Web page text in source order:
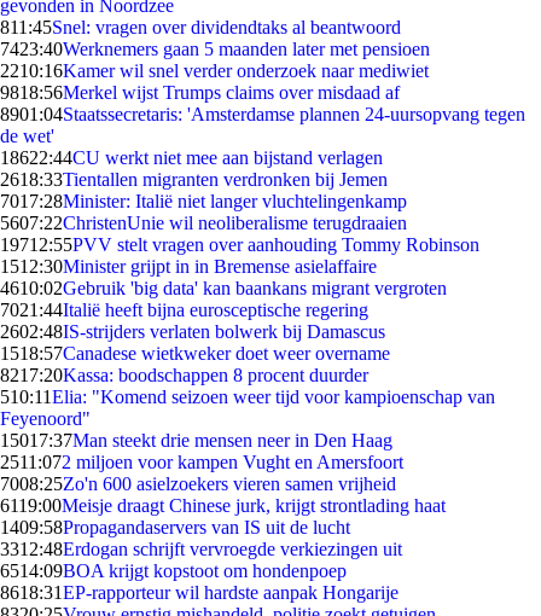
gevonden in Noordzee
811:45Snel: vragen over dividendtaks al beantwoord
7423:40Werknemers gaan 5 maanden later met pensioen
2210:16Kamer wil snel verder onderzoek naar mediwiet
9818:56Merkel wijst Trumps claims over misdaad af
8901:04Staatssecretaris: 'Amsterdamse plannen 24-uursopvang tegen
de wet'
18622:44CU werkt niet mee aan bijstand verlagen
2618:33Tientallen migranten verdronken bij Jemen
7017:28Minister: Italië niet langer vluchtelingenkamp
5607:22ChristenUnie wil neoliberalisme terugdraaien
19712:55PVV stelt vragen over aanhouding Tommy Robinson
1512:30Minister grijpt in in Bremense asielaffaire
4610:02Gebruik 'big data' kan baankans migrant vergroten
7021:44Italië heeft bijna eurosceptische regering
2602:48IS-strijders verlaten bolwerk bij Damascus
1518:57Canadese wietkweker doet weer overname
8217:20Kassa: boodschappen 8 procent duurder
510:11Elia: "Komend seizoen weer tijd voor kampioenschap van
Feyenoord"
15017:37Man steekt drie mensen neer in Den Haag
2511:072 miljoen voor kampen Vught en Amersfoort
7008:25Zo'n 600 asielzoekers vieren samen vrijheid
6119:00Meisje draagt Chinese jurk, krijgt strontlading haat
1409:58Propagandaservers van IS uit de lucht
3312:48Erdogan schrijft vervroegde verkiezingen uit
6514:09BOA krijgt kopstoot om hondenpoep
8618:31EP-rapporteur wil hardste aanpak Hongarije